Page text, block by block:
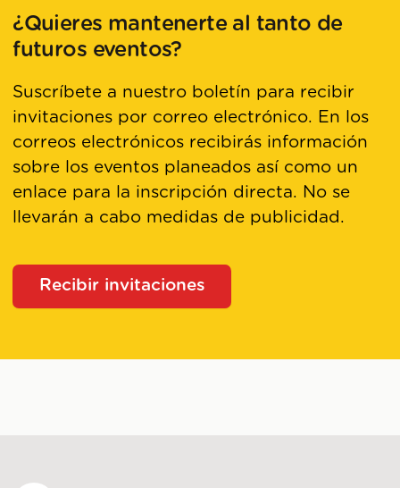
¿Quieres mantenerte al tanto de
futuros eventos?
Suscríbete a nuestro boletín para recibir
invitaciones por correo electrónico. En los
correos electrónicos recibirás información
sobre los eventos planeados así como un
enlace para la inscripción directa. No se
llevarán a cabo medidas de publicidad.
Recibir invitaciones